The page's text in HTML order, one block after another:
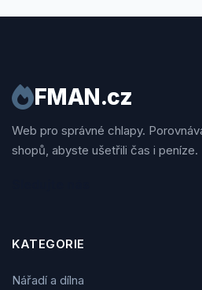
FMAN.cz
Web pro správné chlapy.
shopů, abyste ušetřili čas i peníze.
KATEGORIE
Nářadí a dílna